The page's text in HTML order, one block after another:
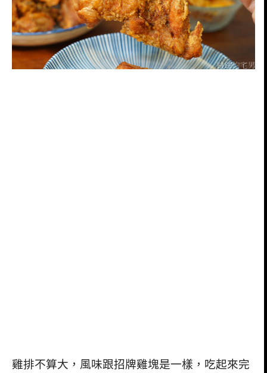
雞排不算大，風味跟招牌雞塊是一樣，吃起來完